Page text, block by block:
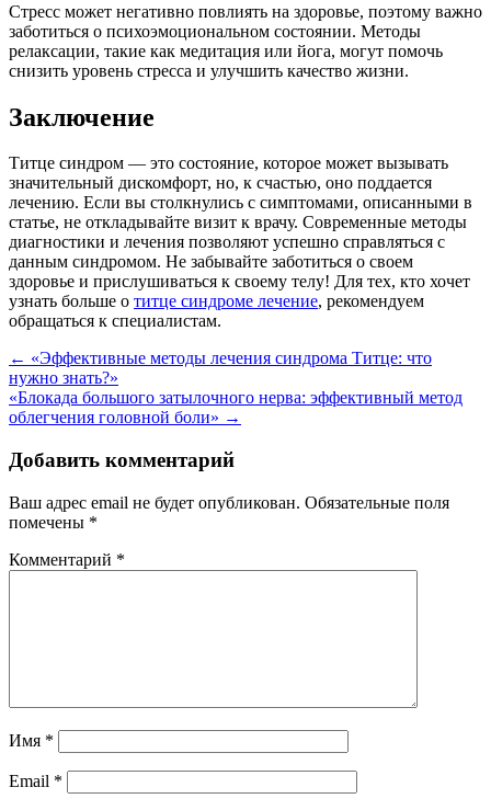
Стресс может негативно повлиять на здоровье, поэтому важно
заботиться о психоэмоциональном состоянии. Методы
релаксации, такие как медитация или йога, могут помочь
снизить уровень стресса и улучшить качество жизни.
Заключение
Титце синдром — это состояние, которое может вызывать
значительный дискомфорт, но, к счастью, оно поддается
лечению. Если вы столкнулись с симптомами, описанными в
статье, не откладывайте визит к врачу. Современные методы
диагностики и лечения позволяют успешно справляться с
данным синдромом. Не забывайте заботиться о своем
здоровье и прислушиваться к своему телу! Для тех, кто хочет
узнать больше о титце синдроме лечение, рекомендуем
обращаться к специалистам.
Навигация
по
записям
← «Эффективные методы лечения синдрома Титце: что
нужно знать?»
«Блокада большого затылочного нерва: эффективный метод
облегчения головной боли» →
Добавить комментарий
Ваш адрес email не будет опубликован. Обязательные поля
помечены *
Комментарий *
Имя *
Email *